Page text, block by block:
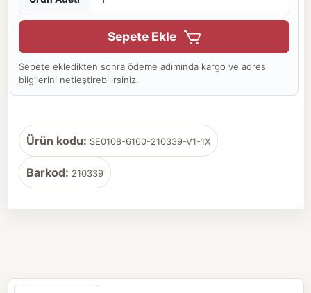
Sepete Ekle
Sepete ekledikten sonra ödeme adımında kargo ve adres
bilgilerini netleştirebilirsiniz.
Ürün kodu: SE0108-6160-210339-V1-1X
Barkod: 210339